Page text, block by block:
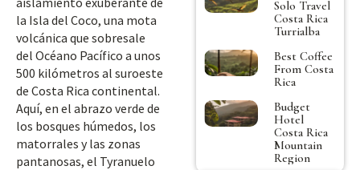
la Isla del Coco, una mota
volcánica que sobresale
del Océano Pacífico a unos
500 kilómetros al suroeste
de Costa Rica continental.
Aquí, en el abrazo verde de
los bosques húmedos, los
matorrales y las zonas
pantanosas, el Tyranuelo
Solo Travel
Costa Rica
Turrialba
Best Coffee
From Costa
Rica
Budget
Hotel
Costa Rica
Mountain
Region